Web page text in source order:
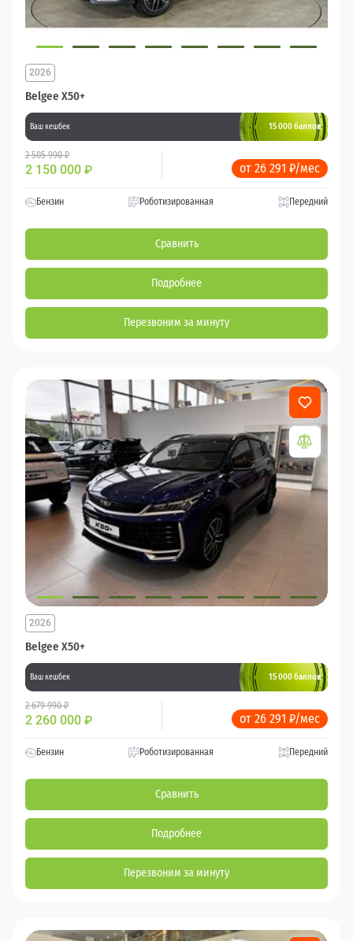
Belgee X50+
2026
Ваш кешбек 15 000 баллов
2 505 990 ₽
2 150 000 ₽ от 26 291 ₽/мес
Бензин Роботизированная Передний
Сравнить
Подробнее
Перезвоним за минуту
Belgee X50+
2026
Ваш кешбек 15 000 баллов
2 679 990 ₽
2 260 000 ₽ от 26 291 ₽/мес
Бензин Роботизированная Передний
Сравнить
Подробнее
Перезвоним за минуту